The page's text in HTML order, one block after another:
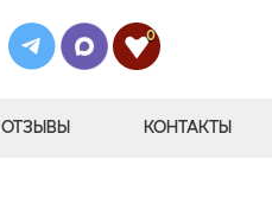
0
ОТЗЫВЫ КОНТАКТЫ